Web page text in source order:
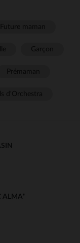
ALMA*